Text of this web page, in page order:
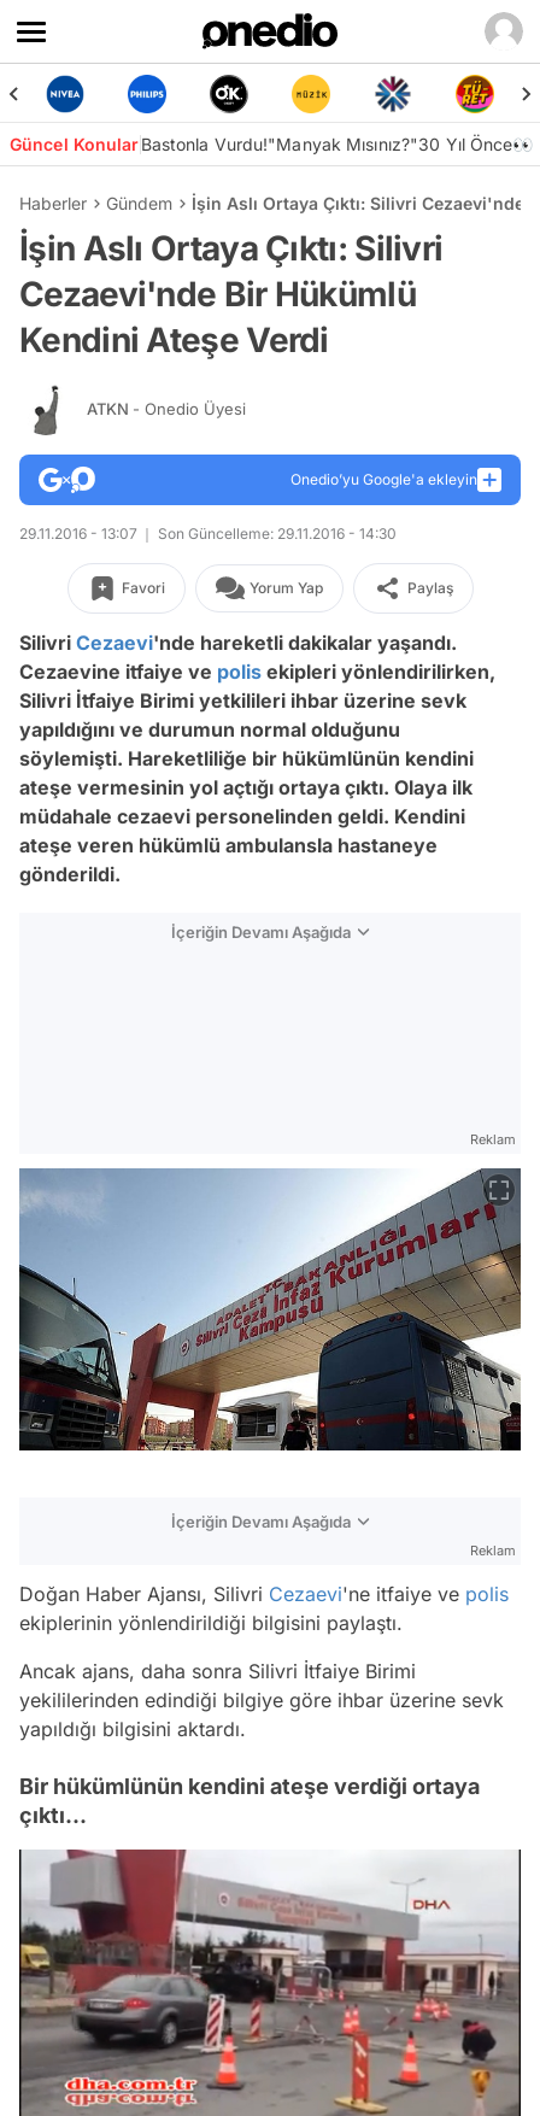
Güncel KonularBastonla Vurdu!"Manyak Mısınız?"30 Yıl Önce👀
Haberler Gündem İşin Aslı Ortaya Çıktı: Silivri
İşin Aslı Ortaya Çıktı: Silivri
Cezaevi'nde Bir Hükümlü
Kendini Ateşe Verdi
ATKN - Onedio Üyesi
Onedio’yu Google'a ekleyin
29.11.2016 - 13:07 Son Güncelleme: 29.11.2016 - 14:30
Favori Yorum Yap Paylaş
Silivri Cezaevi'nde hareketli dakikalar yaşandı.
Cezaevine itfaiye ve polis ekipleri yönlendirilirken,
Silivri İtfaiye Birimi yetkilileri ihbar üzerine sevk
yapıldığını ve durumun normal olduğunu
söylemişti. Hareketliliğe bir hükümlünün kendini
ateşe vermesinin yol açtığı ortaya çıktı. Olaya ilk
müdahale cezaevi personelinden geldi. Kendini
ateşe veren hükümlü ambulansla hastaneye
gönderildi.
İçeriğin Devamı Aşağıda
Reklam
İçeriğin Devamı Aşağıda
Reklam
Doğan Haber Ajansı, Silivri Cezaevi'ne itfaiye ve polis
ekiplerinin yönlendirildiği bilgisini paylaştı.
Ancak ajans, daha sonra Silivri İtfaiye Birimi
yekililerinden edindiği bilgiye göre ihbar üzerine sevk
yapıldığı bilgisini aktardı.
Bir hükümlünün kendini ateşe verdiği ortaya
çıktı...
/